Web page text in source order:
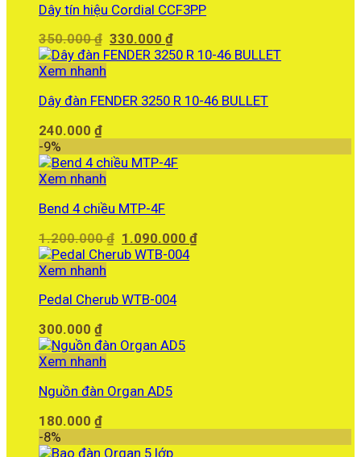
Dây tín hiệu Cordial CCF3PP
350.000₫ Giá
gốc
330.000₫Giá
hiện
330.000 ₫.
Xem nhanh
Dây đàn FENDER 3250 R 10-46 BULLET
240.000 ₫
-9%
Xem nhanh
Bend 4 chiều MTP-4F
1.200.000₫ Giá
gốc
1.090.000₫Giá
Xem nhanh
Pedal Cherub WTB-004
300.000 ₫
Xem nhanh
Nguồn đàn Organ AD5
180.000 ₫
-8%